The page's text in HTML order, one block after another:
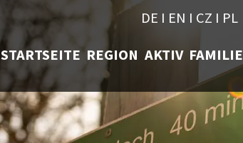
DE I EN I CZ I PL
STARTSEITE REGION AKTIV FAMILIE